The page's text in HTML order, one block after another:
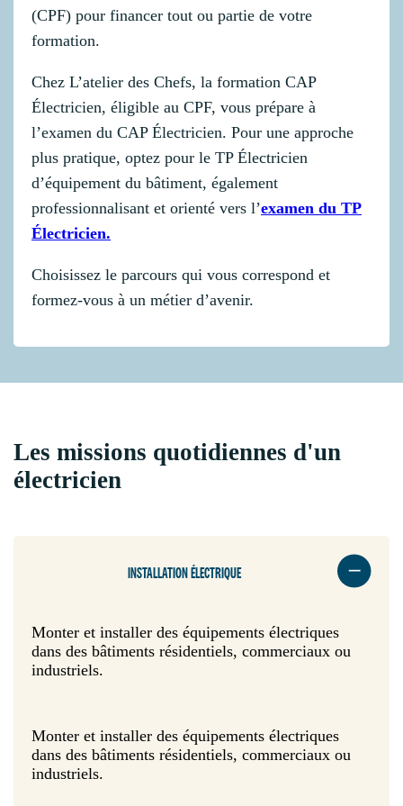
(CPF) pour financer tout ou partie de votre
formation.
Chez L’atelier des Chefs, la formation CAP
Électricien, éligible au CPF, vous prépare à
l’examen du CAP Électricien. Pour une approche
plus pratique, optez pour le TP Électricien
d’équipement du bâtiment, également
professionnalisant et orienté vers l’examen du TP
Électricien.
Choisissez le parcours qui vous correspond et
formez-vous à un métier d’avenir.
Les missions quotidiennes d'un
électricien
INSTALLATION ÉLECTRIQUE
Monter et installer des équipements électriques
dans des bâtiments résidentiels, commerciaux ou
industriels.
Monter et installer des équipements électriques
dans des bâtiments résidentiels, commerciaux ou
industriels.